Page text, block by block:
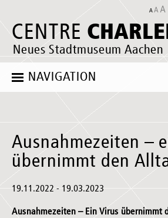
CENTRE
Neues Stadtmuseum Aachen
NAVIGATION
Ausnahmezeiten –
übernimmt den
19.11.2022 - 19.03.2023
Ausnahmezeiten – Ein Virus übernimmt